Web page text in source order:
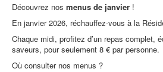
Découvrez nos menus de janvier !
En janvier 2026, réchauffez-vous à la
Chaque midi, profitez d’un repas complet,
saveurs, pour seulement 8 € par personne.
Où consulter nos menus ?